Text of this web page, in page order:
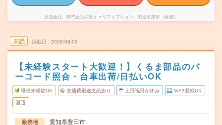
派遣会社 株式会社綜合キャリアオプション 製造事業部（全国）
未読 掲載日 2026/08/06
【未経験スタート大歓迎！】くるま部品のバ
ーコード照合・台車出荷/日払いOK
職種未経験OK 交通費別途支給あり 土日祝日が休み WEB登録OK
派遣
勤務地
愛知県豊田市